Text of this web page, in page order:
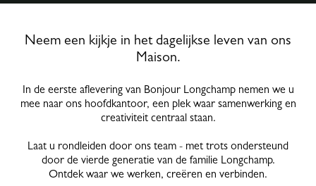
Neem een kijkje in het dagelijkse leven van ons
Maison.
In de eerste aflevering van Bonjour Longchamp nemen we u
mee naar ons hoofdkantoor, een plek waar samenwerking en
creativiteit centraal staan.
Laat u rondleiden door ons team - met trots ondersteund
door de vierde generatie van de familie Longchamp.
Ontdek waar we werken, creëren en verbinden.